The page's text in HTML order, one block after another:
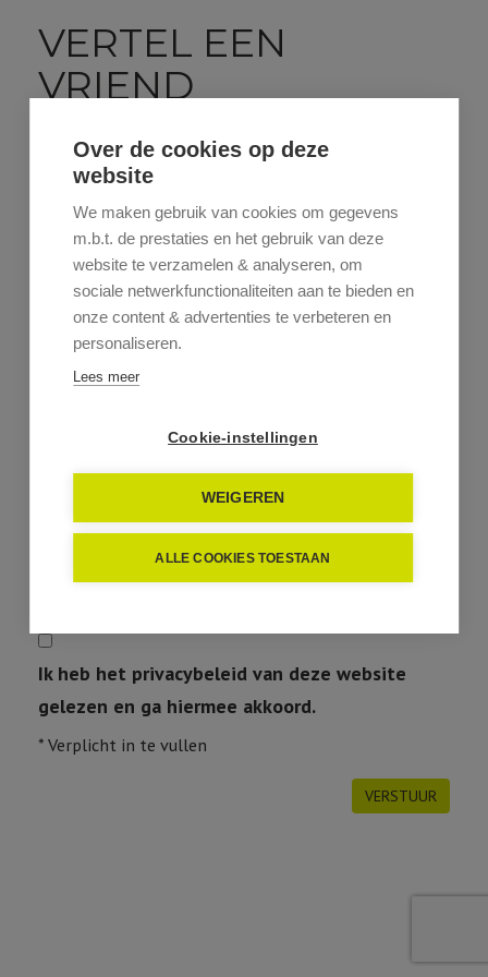
VERTEL EEN
VRIEND
Ik heb het privacybeleid van deze website
gelezen en ga hiermee akkoord.
* Verplicht in te vullen
Over de cookies op deze
website
We maken gebruik van cookies om gegevens
m.b.t. de prestaties en het gebruik van deze
website te verzamelen & analyseren, om
sociale netwerkfunctionaliteiten aan te bieden en
onze content & advertenties te verbeteren en
personaliseren.
Lees meer
Cookie-instellingen
WEIGEREN
ALLE COOKIES TOESTAAN